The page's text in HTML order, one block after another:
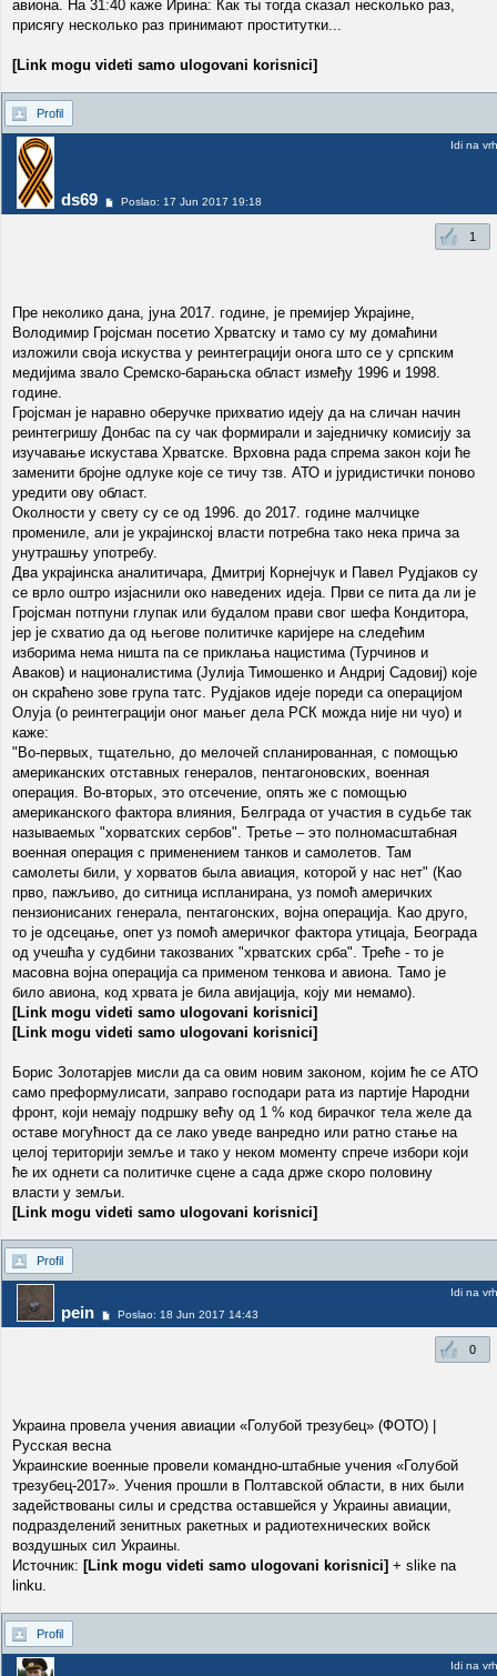
авиона. На 31:40 каже Ирина: Как ты тогда сказал несколько раз,
присягу несколько раз принимают проститутки...
[Link mogu videti samo ulogovani korisnici]
Profil
ds69 Poslao: 17 Jun 2017 19:18
Idi na vrh
1
Пре неколико дана, јуна 2017. године, је премијер Украјине,
Володимир Гројсман посетио Хрватску и тамо су му домаћини
изложили своја искуства у реинтеграцији онога што се у српским
медијима звало Сремско-барањска област између 1996 и 1998.
године.
Гројсман је наравно оберучке прихватио идеју да на сличан начин
реинтегришу Донбас па су чак формирали и заједничку комисију за
изучавање искустава Хрватске. Врховна рада спрема закон који ће
заменити бројне одлуке које се тичу тзв. АТО и јуридистички поново
уредити ову област.
Околности у свету су се од 1996. до 2017. године малчицке
променилe, али је украјинској власти потребна тако нека прича за
унутрашњу употребу.
Два украјинска аналитичара, Дмитриј Корнејчук и Павел Рудјаков су
се врло оштро изјаснили око наведених идеја. Први се пита да ли је
Гројсман потпуни глупак или будалом прави свог шефа Кондитора,
јер је схватио да од његове политичке каријере на следећим
изборима нема ништа па се приклања нацистима (Турчинов и
Аваков) и националистима (Јулија Тимошенко и Андриј Садовиј) које
он скраћено зове група татс. Рудјаков идеје пореди са операцијом
Олуја (о реинтеграцији оног мањег дела РСК можда није ни чуо) и
каже:
"Во-первых, тщательно, до мелочей спланированная, с помощью
американских отставных генералов, пентагоновских, военная
операция. Во-вторых, это отсечение, опять же с помощью
американского фактора влияния, Белграда от участия в судьбе так
называемых "хорватских сербов". Третье – это полномасштабная
военная операция с применением танков и самолетов. Там
самолеты били, у хорватов была авиация, которой у нас нет" (Као
прво, пажљиво, до ситница испланирана, уз помоћ америчких
пензионисаних генерала, пентагонских, војна операција. Као друго,
то је одсецање, опет уз помоћ америчког фактора утицаја, Београда
од учешћа у судбини такозваних "хрватских срба". Треће - то је
масовна војна операција са применом тенкова и авиона. Тамо је
било авиона, код хрвата је била авијација, коју ми немамо).
[Link mogu videti samo ulogovani korisnici]
[Link mogu videti samo ulogovani korisnici]
Борис Золотарјев мисли да са овим новим законом, којим ће се АТО
само преформулисати, заправо господари рата из партије Народни
фронт, који немају подршку већу од 1 % код бирачког тела желе да
оставе могућност да се лако уведе ванредно или ратно стање на
целој територији земље и тако у неком моменту спрече избори који
ће их однети са политичке сцене а сада држе скоро половину
власти у земљи.
[Link mogu videti samo ulogovani korisnici]
Profil
pein Poslao: 18 Jun 2017 14:43
Idi na vrh
0
Украина провела учения авиации «Голубой трезубец» (ФОТО) |
Русская весна
Украинские военные провели командно-штабные учения «Голубой
трезубец-2017». Учения прошли в Полтавской области, в них были
задействованы силы и средства оставшейся у Украины авиации,
подразделений зенитных ракетных и радиотехнических войск
воздушных сил Украины.
Источник: [Link mogu videti samo ulogovani korisnici] + slike na
linku.
Profil
Idi na vrh